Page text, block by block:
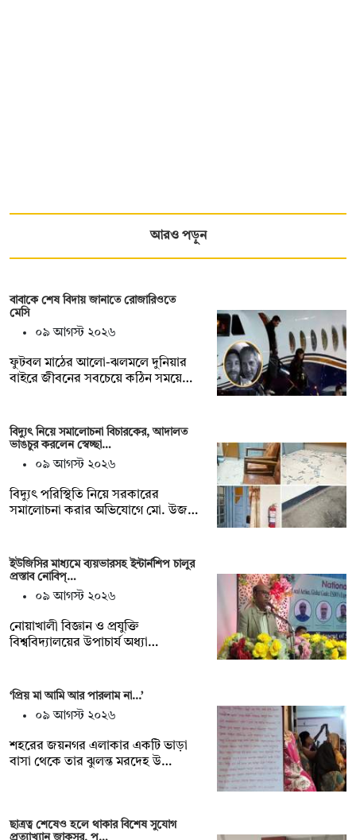
আরও পড়ুন
বাবাকে শেষ বিদায় জানাতে রোজারিওতে
মেসি
০৯ আগস্ট ২০২৬
ফুটবল মাঠের আলো-ঝলমলে দুনিয়ার
বাইরে জীবনের সবচেয়ে কঠিন সময়ে…
বিদ্যুৎ নিয়ে সমালোচনা বিচারকের, আদালত
ভাঙচুর করলেন স্বেচ্ছা…
০৯ আগস্ট ২০২৬
বিদ্যুৎ পরিস্থিতি নিয়ে সরকারের
সমালোচনা করার অভিযোগে মো. উজ…
ইউজিসির মাধ্যমে ব্যয়ভারসহ ইন্টার্নশিপ চালুর
প্রস্তাব নোবিপ্…
০৯ আগস্ট ২০২৬
নোয়াখালী বিজ্ঞান ও প্রযুক্তি
বিশ্ববিদ্যালয়ের উপাচার্য অধ্যা…
‘প্রিয় মা আমি আর পারলাম না...’
০৯ আগস্ট ২০২৬
শহরের জয়নগর এলাকার একটি ভাড়া
বাসা থেকে তার ঝুলন্ত মরদেহ উ…
ছাত্রত্ব শেষেও হলে থাকার বিশেষ সুযোগ
প্রত্যাখ্যান জাকসুর, প…